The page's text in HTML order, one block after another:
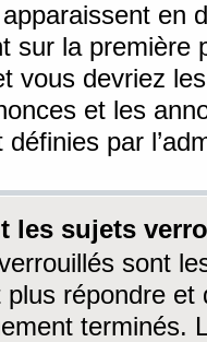
en
sur la première
vous devriez
et les
définies par
les sujets
sont
plus répondre
terminés.